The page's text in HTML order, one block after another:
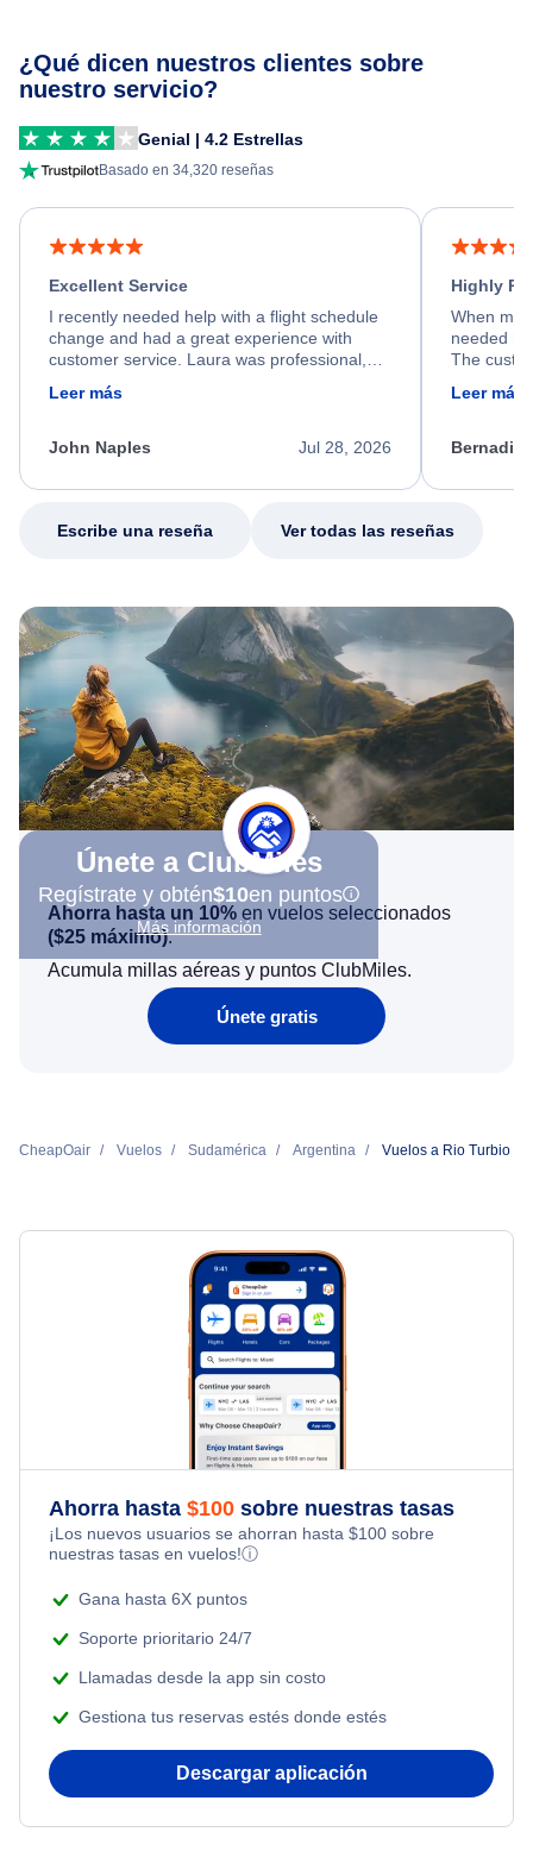
¿Qué dicen nuestros clientes sobre
nuestro servicio?
Genial | 4.2 Estrellas
Basado en 34,320 reseñas
Excellent Service
I recently needed help with a flight schedule
change and had a great experience with
customer service. Laura was professional,
friendly, and very helpful throughout the
process. She quickly found a solution and
appreciate her excellent service.
Leer más
Jul 28, 2026
John Naples
Highly
When my
needed
The
calm,
my issue.
Leer más
Escribe una reseña Ver todas las reseñas
Únete a ClubMiles
Regístrate y obtén$10en puntos
Más información
Ahorra hasta un 10% en vuelos seleccionados
($25 máximo).
Acumula millas aéreas y puntos ClubMiles.
Únete gratis
CheapOair Vuelos Sudamérica Argentina Vuelos a Rio Turbio
Ahorra hasta $100 sobre nuestras tasas
¡Los nuevos usuarios se ahorran hasta $100 sobre
nuestras tasas en vuelos!ⓘ
Gana hasta 6X puntos
Soporte prioritario 24/7
Llamadas desde la app sin costo
Gestiona tus reservas estés donde estés
Descargar aplicación